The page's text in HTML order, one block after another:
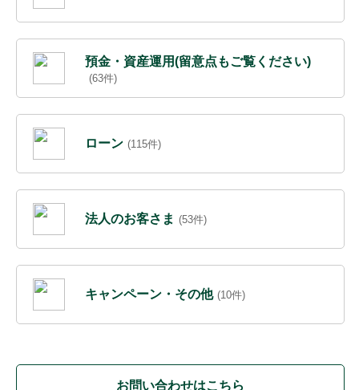
預金・資産運用(留意点もご覧ください)
(63件)
ローン (115件)
法人のお客さま (53件)
キャンペーン・その他 (10件)
お問い合わせはこちら